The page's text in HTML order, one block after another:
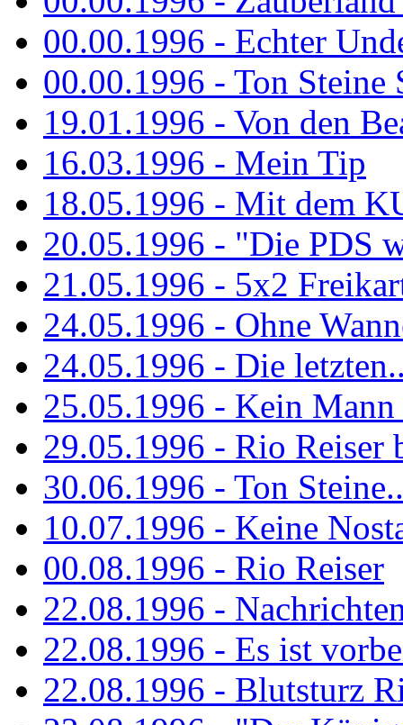
00.00.1996 - Echter
00.00.1996 - Ton Steine
19.01.1996 - Von den
16.03.1996 - Mein Tip
18.05.1996 - Mit dem
20.05.1996 - "Die PDS
21.05.1996 - 5x2
24.05.1996 - Ohne
24.05.1996 - Die
25.05.1996 - Kein
29.05.1996 - Rio Reiser
30.06.1996 - Ton
10.07.1996 - Keine
00.08.1996 - Rio Reiser
22.08.1996 -
22.08.1996 - Es ist
22.08.1996 - Blutsturz